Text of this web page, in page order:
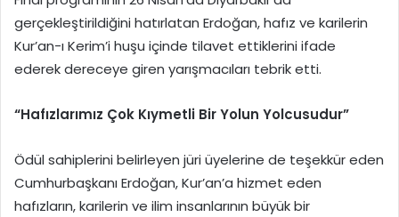
gerçekleştirildiğini hatırlatan Erdoğan, hafız ve karilerin
Kur’an-ı Kerim’i huşu içinde tilavet ettiklerini ifade
ederek dereceye giren yarışmacıları tebrik etti.
“Hafızlarımız Çok Kıymetli Bir Yolun Yolcusudur”
Ödül sahiplerini belirleyen jüri üyelerine de teşekkür eden
Cumhurbaşkanı Erdoğan, Kur’an’a hizmet eden
hafızların, karilerin ve ilim insanlarının büyük bir